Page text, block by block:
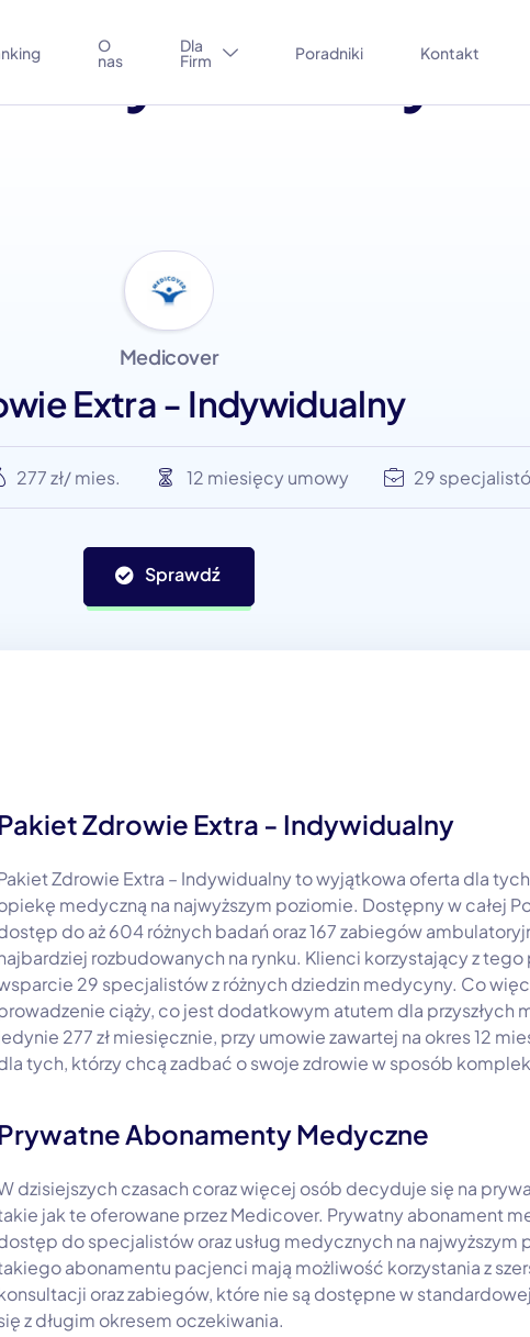
O
nas
Dla
Firm Poradniki Kontakt
Indywidualny
Medicover
Extra - Indywidualny
277 zł/ mies. 12 miesięcy umowy 29
Sprawdź
Zdrowie Extra - Indywidualny
Zdrowie Extra – Indywidualny to wyjątkowa oferta dla
medyczną na najwyższym poziomie. Dostępny w całej
do aż 604 różnych badań oraz 167 zabiegów
rozbudowanych na rynku. Klienci korzystający z
29 specjalistów z różnych dziedzin medycyny. Co
ciąży, co jest dodatkowym atutem dla przyszłych
277 zł miesięcznie, przy umowie zawartej na okres 12
tych, którzy chcą zadbać o swoje zdrowie w sposób
Abonamenty Medyczne
dzisiejszych czasach coraz więcej osób decyduje się na
jak te oferowane przez Medicover. Prywatny abonament
do specjalistów oraz usług medycznych na najwyższym
abonamentu pacjenci mają możliwość korzystania z
oraz zabiegów, które nie są dostępne w
z długim okresem oczekiwania.